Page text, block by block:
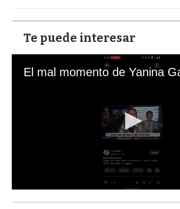
Te puede interesar
s